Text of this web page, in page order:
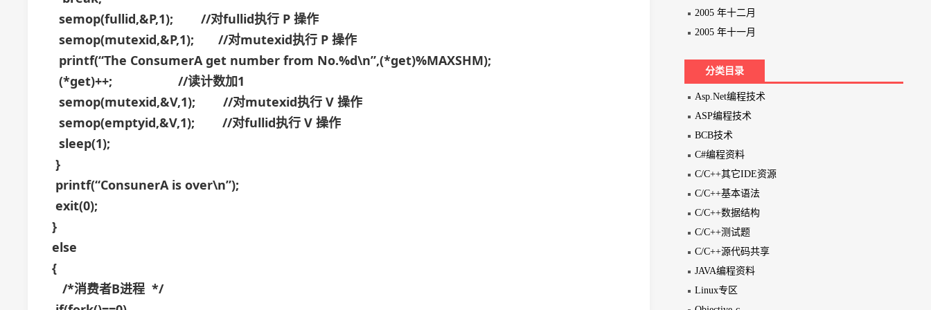
semop(fullid,&P,1); //对fullid执行 P 操作
semop(mutexid,&P,1); //对mutexid执行 P 操作
printf(“The ConsumerA get number from No.%d\n”,(*get)%MAXSHM);
(*get)++; //读计数加1
semop(mutexid,&V,1); //对mutexid执行 V 操作
semop(emptyid,&V,1); //对fullid执行 V 操作
sleep(1);
}
printf(“ConsunerA is over\n”);
exit(0);
}
else
{
/*消费者B进程 */
2005 年十二月
2005 年十一月
分类目录
Asp.Net编程技术
ASP编程技术
BCB技术
C#编程资料
C/C++其它IDE资源
C/C++基本语法
C/C++数据结构
C/C++测试题
C/C++源代码共享
JAVA编程资料
Linux专区